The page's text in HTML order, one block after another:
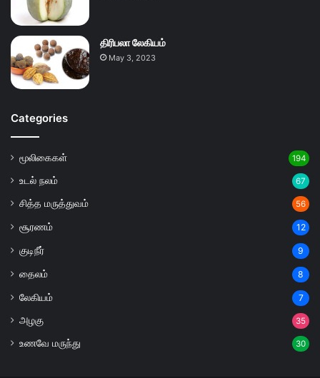
திரிபலா லேகியம்
May 3, 2023
Categories
மூலிகைகள் 194
உடல் நலம் 67
சித்த மருத்துவம் 56
சூரணம் 12
குடிநீர் 9
தைலம் 8
லேகியம் 7
அழகு 35
உணவே மருந்து 30